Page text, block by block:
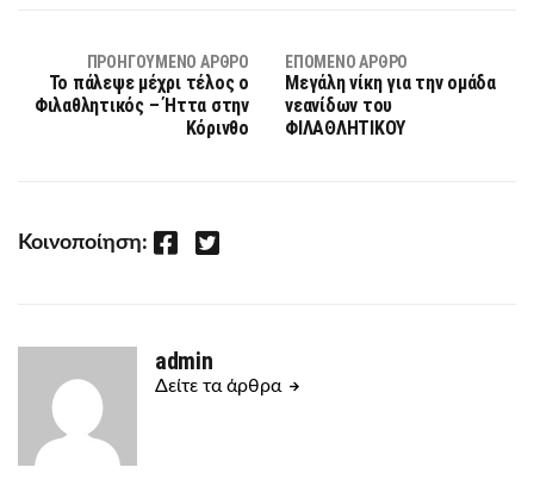
ΠΡΟΗΓΟΎΜΕΝΟ ΆΡΘΡΟ
Το πάλεψε μέχρι τέλος ο
Φιλαθλητικός – Ήττα στην
Κόρινθο
ΕΠΌΜΕΝΟ ΆΡΘΡΟ
Μεγάλη νίκη για την ομάδα
νεανίδων του
ΦΙΛΑΘΛΗΤΙΚΟΥ
Κοινοποίηση: Facebook Twitter
admin
Δείτε τα άρθρα